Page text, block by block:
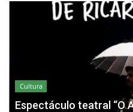
Cultura
Espectáculo teatral “O